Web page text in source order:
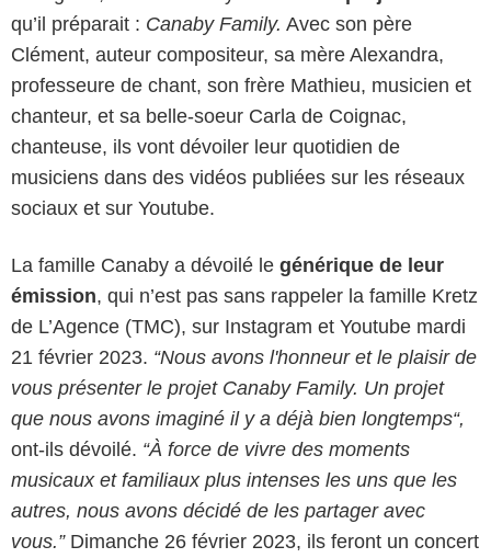
qu’il préparait : Canaby Family. Avec son père
Clément, auteur compositeur, sa mère Alexandra,
professeure de chant, son frère Mathieu, musicien et
chanteur, et sa belle-soeur Carla de Coignac,
chanteuse, ils vont dévoiler leur quotidien de
musiciens dans des vidéos publiées sur les réseaux
sociaux et sur Youtube.
La famille Canaby a dévoilé le générique de leur
émission, qui n’est pas sans rappeler la famille Kretz
de L’Agence (TMC), sur Instagram et Youtube mardi
21 février 2023. “Nous avons l'honneur et le plaisir de
vous présenter le projet Canaby Family. Un projet
que nous avons imaginé il y a déjà bien longtemps“,
ont-ils dévoilé. “À force de vivre des moments
musicaux et familiaux plus intenses les uns que les
autres, nous avons décidé de les partager avec
vous.” Dimanche 26 février 2023, ils feront un concert